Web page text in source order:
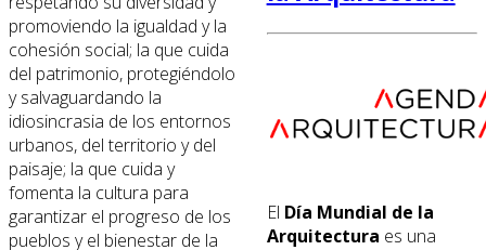
promoviendo la igualdad y la
cohesión social; la que cuida
del patrimonio, protegiéndolo
y salvaguardando la
idiosincrasia de los entornos
urbanos, del territorio y del
paisaje; la que cuida y
fomenta la cultura para
garantizar el progreso de los
pueblos y el bienestar de la
El Día Mundial de la
Arquitectura es una